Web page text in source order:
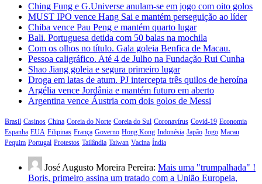
Ching Fung e G.Universe anulam-se em jogo com oito golos
MUST IPO vence Hang Sai e mantém perseguição ao líder
Chiba vence Pau Peng e mantém quarto lugar
Bali. Portuguesa detida com 50 balas na mochila
Com os olhos no título. Gala goleia Benfica de Macau.
Pessoa caligráfico. Até 4 de Julho na Fundação Rui Cunha
Shao Jiang goleia e segura primeiro lugar
Droga em latas de atum. PJ intercepta três quilos de heroína
Argélia vence Jordânia e mantém futuro em aberto
Argentina vence Áustria com dois golos de Messi
Brasil Casinos China Coreia do Norte Coreia do Sul Coronavírus Covid-19 Economia
Espanha EUA Filipinas França Governo Hong Kong Indonésia Japão Jogo Macau
Pequim Portugal Protestos Tailândia Taiwan Vacina Índia
José Augusto Moreira Pereira: Mais uma "trumpalhada" !
Boris, primeiro assina um tratado com a União Europeia,